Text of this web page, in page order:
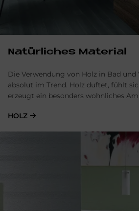
Na­tür­li­ches Ma­te­rial
Die Verwendung von Holz in Bad
absolut im Trend. Holz duftet, fühlt
erzeugt ein besonders wohnliches
HOLZ